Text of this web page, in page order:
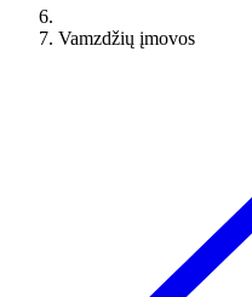
Vamzdžių įmovos